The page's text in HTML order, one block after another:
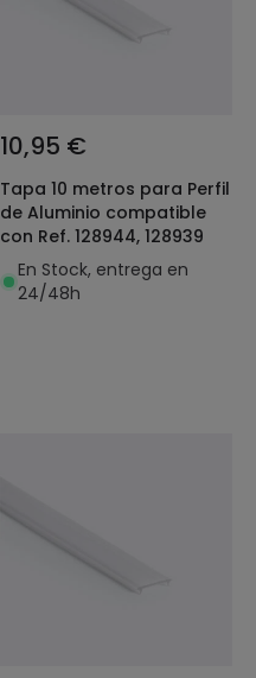
10,95 €
Tapa 10 metros para Perfil
de Aluminio compatible
con Ref. 128944, 128939
En Stock, entrega en
24/48h